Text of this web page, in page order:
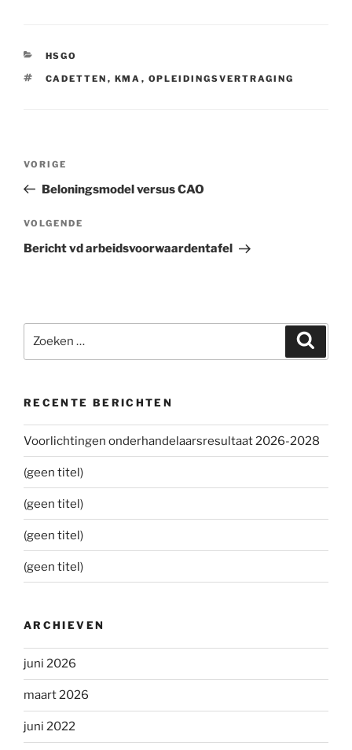
CATEGORIEËN
HSGO
TAGS
CADETTEN , KMA , OPLEIDINGSVERTRAGING
Bericht
Vorig
bericht
VORIGE
Beloningsmodel versus CAO
Volgend
bericht
VOLGENDE
Bericht vd arbeidsvoorwaardentafel
RECENTE BERICHTEN
Voorlichtingen onderhandelaarsresultaat 2026-2028
(geen titel)
(geen titel)
(geen titel)
(geen titel)
ARCHIEVEN
juni 2026
maart 2026
juni 2022